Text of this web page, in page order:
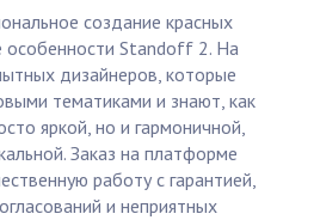
создание красных
особенности Standoff 2. На
дизайнеров, которые
тематиками и знают, как
яркой, но и гармоничной,
Заказ на платформе
работу с гарантией,
и неприятных